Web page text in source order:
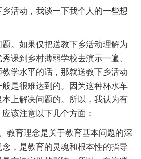
动，我谈一下我个人的一些想
如果仅把送教下乡活动理解为
课到乡村薄弱学校去演示一遍、
学水平的话，那就送教下乡活动
是很难达到的。因为这种杯水车
上解决问题的。所以，我认为有
该注意以下几个方面：
育理念是关于教育基本问题的深
，是教育的灵魂和根本性的指导